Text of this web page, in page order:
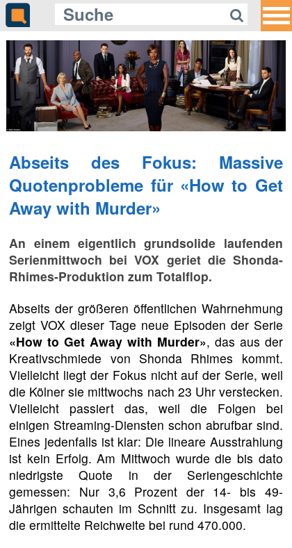
Abseits des Fokus: Massive
Quotenprobleme für «How to Get
Away with Murder»
An einem eigentlich grundsolide laufenden
Serienmittwoch bei VOX geriet die Shonda-
Rhimes-Produktion zum Totalflop.
Abseits der größeren öffentlichen Wahrnehmung
zeigt VOX dieser Tage neue Episoden der Serie
«How to Get Away with Murder», das aus der
Kreativschmiede von Shonda Rhimes kommt.
Vielleicht liegt der Fokus nicht auf der Serie, weil
die Kölner sie mittwochs nach 23 Uhr verstecken.
Vielleicht passiert das, weil die Folgen bei
einigen Streaming-Diensten schon abrufbar sind.
Eines jedenfalls ist klar: Die lineare Ausstrahlung
ist kein Erfolg. Am Mittwoch wurde die bis dato
niedrigste Quote in der Seriengeschichte
gemessen: Nur 3,6 Prozent der 14- bis 49-
Jährigen schauten im Schnitt zu. Insgesamt lag
die ermittelte Reichweite bei rund 470.000.